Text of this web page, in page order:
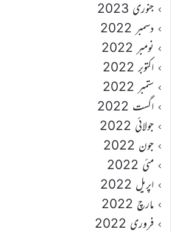
جنوری 2023
دسمبر 2022
نومبر 2022
اکتوبر 2022
ستمبر 2022
اگست 2022
جولائی 2022
جون 2022
مئی 2022
اپریل 2022
مارچ 2022
فروری 2022